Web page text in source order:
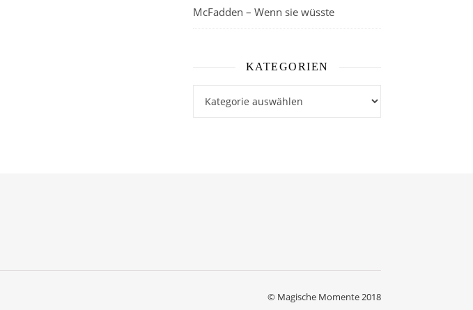
McFadden – Wenn sie wüsste
KATEGORIEN
© Magische Momente 2018